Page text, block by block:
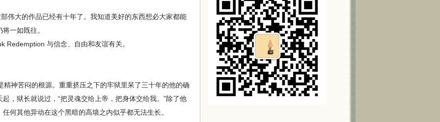
大的作品已经有十年了。我知道美好的东西想必大家都能
一如既往。
与信念、自由和友谊有关。
苦闷的根源。重重挤压之下的牢狱里呆了三十年的他的确
，狱长就说过，“把灵魂交给上帝，把身体交给我。”除了他
何其他异动在这个黑暗的高墙之内似乎都无法生长。